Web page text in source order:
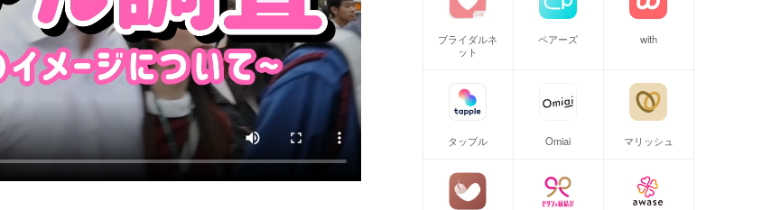
ブライダルネ
ット
ペアーズ with
タップル Omiai マリッシュ